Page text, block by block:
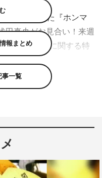
に放送された『ホンマ
真央がお見合い！来週
ーメンバーに関する特
ーを予想するキャンペー
報まとめ
事一覧